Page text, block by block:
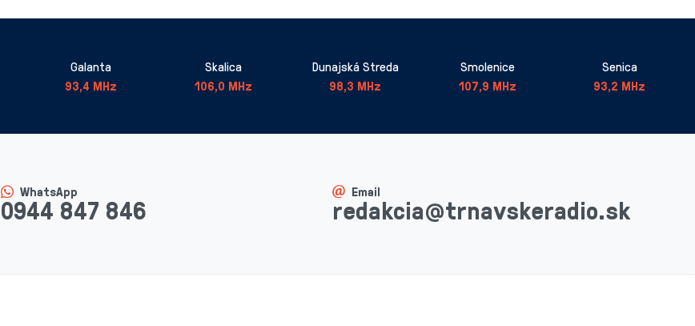
Galanta
93,4 MHz
Skalica
106,0 MHz
Dunajská Streda
98,3 MHz
Smolenice
107,9 MHz
Senica
93,2 MHz
WhatsApp
0944 847 846
Email
redakcia@trnavskeradio.sk